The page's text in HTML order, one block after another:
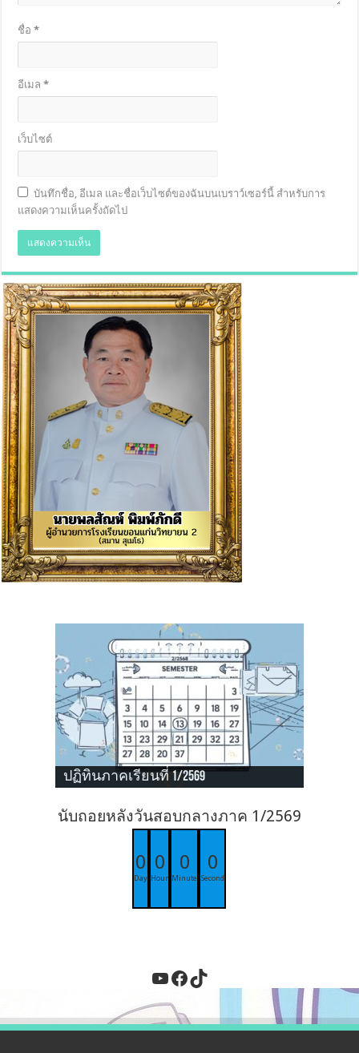
ชื่อ*
อีเมล*
เว็บไซต์
บันทึกชื่อ, อีเมล และชื่อเว็บไซต์ของฉันบนเบราว์เซอร์นี้ สำหรับการ
แสดงความเห็นครั้งถัดไป
ปฏิทินภาคเรียนที่ 1/2569
นับถอยหลังวันสอบกลางภาค 1/2569
0
Day
0
Hour
0
Minute
0
Second
YouTube
Facebook
TikTok